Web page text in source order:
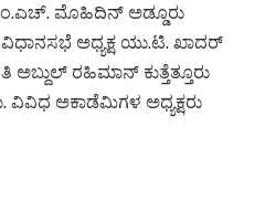
ಮೊಹಿದಿನ್ ಅಡ್ಡೂರು
ವಿಧಾನಸಭೆ ಅಧ್ಯಕ್ಷ ಯು.ಟಿ. ಖಾದರ್
ಅಬ್ದುಲ್ ರಹಿಮಾನ್ ಕುತ್ತೆತ್ತೂರು
ವಿವಿಧ ಅಕಾಡೆಮಿಗಳ ಅಧ್ಯಕ್ಷರು